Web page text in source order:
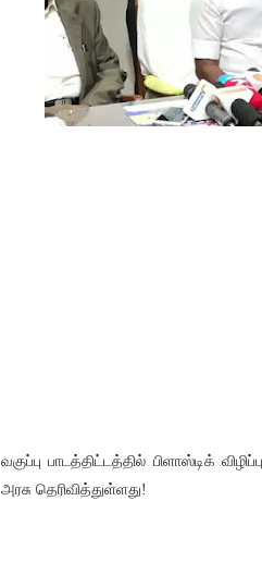
வகுப்பு பாடத்திட்டத்தில் பிளாஸ்டிக்
அரசு தெரிவித்துள்ளது!